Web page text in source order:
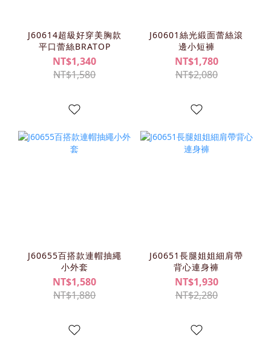
J60614超級好穿美胸款
平口蕾絲BRATOP
NT$1,340
NT$1,580
J60601絲光緞面蕾絲滾
邊小短褲
NT$1,780
NT$2,080
J60655百搭款連帽抽繩
小外套
NT$1,580
NT$1,880
J60651長腿姐姐細肩帶
背心連身褲
NT$1,930
NT$2,280